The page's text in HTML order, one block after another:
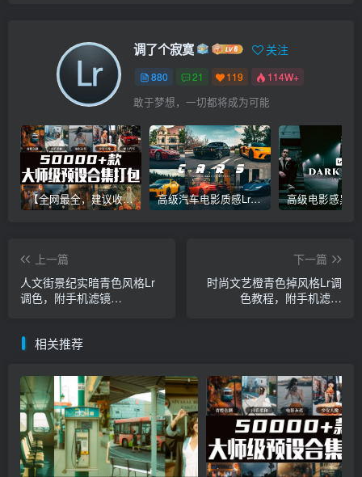
调了个寂寞 关注
880 21 119 114W+
敢于梦想，一切都将成为可能
【全网最全，建议收藏】5万多款Lr顶级调色预设合集，精心整理，分类清晰，摄影师调色师必备素材，够用一辈子！ 高级汽车电影质感Lr调色教程，手机滤镜PS+Lightroom预设下载！
上一篇
人文街景纪实暗青色风格Lr
调色，附手机滤镜
下一篇
时尚文艺橙青色掉风格Lr调
色教程，附手机滤镜
相关推荐